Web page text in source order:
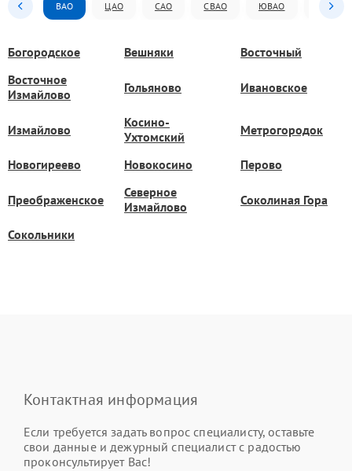
ВАО ЦАО САО СВАО ЮВАО ЮАО
Богородское Вешняки
Восточный
Восточное
Измайлово
Гольяново Ивановское
Измайлово
Косино-
Ухтомский
Метрогородок
Новогиреево Новокосино Перово
Преображенское
Северное
Измайлово
Соколиная Гора
Сокольники
Контактная информация
Если требуется задать вопрос специалисту, оставьте
свои данные и дежурный специалист с радостью
проконсультирует Вас!